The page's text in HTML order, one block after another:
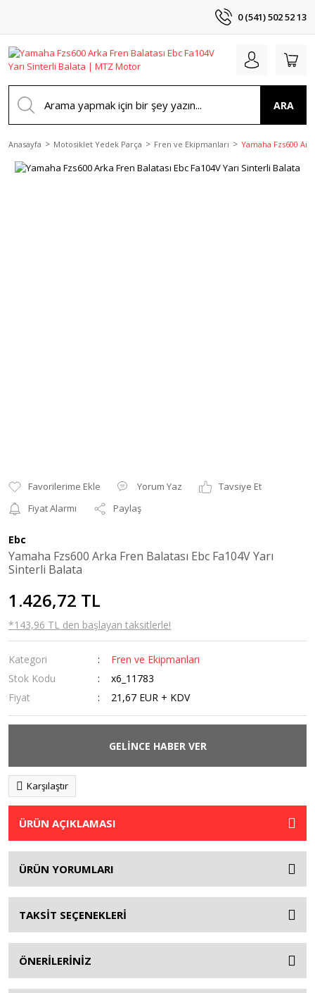
0 (541) 502 52 13
ARA
Anasayfa Motosiklet Yedek Parça Fren ve Ekipmanları Yamaha Fzs600
Yorum Yaz
Tavsiye Et
Fiyat Alarmı
Paylaş
Ebc
Yamaha Fzs600 Arka Fren Balatası Ebc Fa104V Yarı
Sinterli Balata
1.426,72 TL
*143,96 TL den başlayan taksitlerle!
Kategori
Fren ve Ekipmanları
Stok Kodu
x6_11783
Fiyat
21,67 EUR + KDV
GELİNCE HABER VER
Karşılaştır
ÜRÜN AÇIKLAMASI
ÜRÜN YORUMLARI
TAKSİT SEÇENEKLERİ
ÖNERİLERİNİZ